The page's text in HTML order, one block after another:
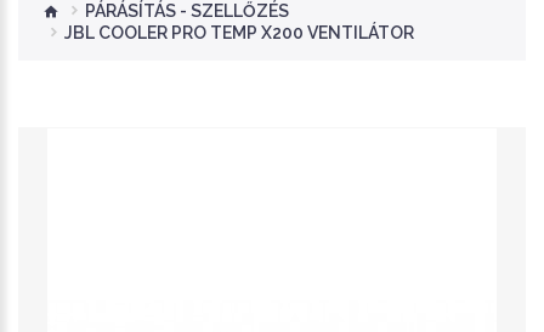
PÁRÁSÍTÁS - SZELLŐZÉS
JBL COOLER PRO TEMP X200 VENTILÁTOR